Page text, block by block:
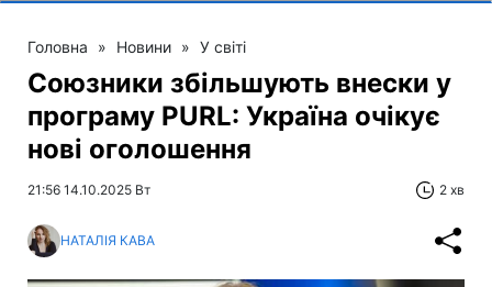
Головна » Новини » У світі
Союзники збільшують внески у
програму PURL: Україна очікує
нові оголошення
21:56 14.10.2025 Вт 2 хв
НАТАЛІЯ КАВА